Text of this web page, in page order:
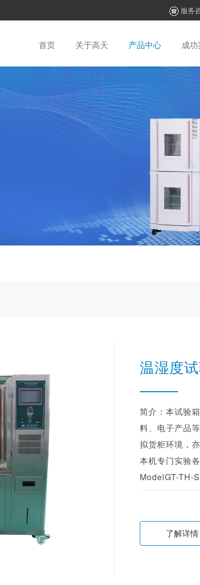
服务
首页 关于高天 产品中心 成
温湿度
简介：本试验
料、电子产品
拟货柜环境，
本机专门实验
ModelGT-TH-
了解详情